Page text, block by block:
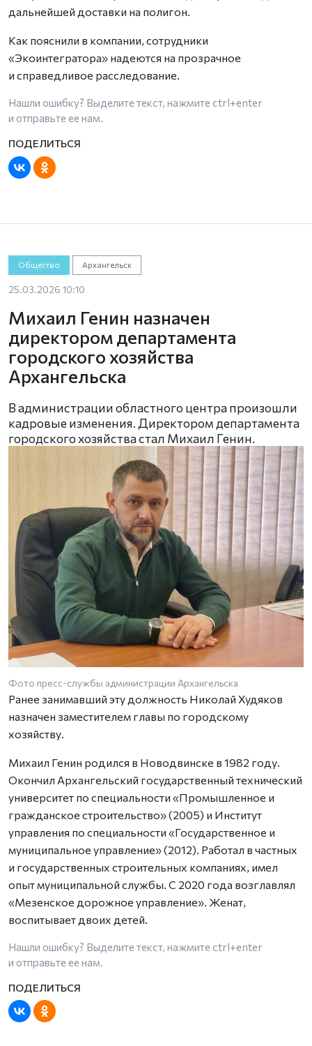
дальнейшей доставки на полигон.
Как пояснили в компании, сотрудники
«Экоинтегратора» надеются на прозрачное
и справедливое расследование.
Нашли ошибку? Выделите текст, нажмите ctrl+enter
и отправьте ее нам.
Общество Архангельск
25.03.2026 10:10
Михаил Генин назначен
директором департамента
городского хозяйства
Архангельска
В администрации областного центра произошли
кадровые изменения. Директором департамента
городского хозяйства стал Михаил Генин.
Фото пресс-службы администрации Архангельска
Ранее занимавший эту должность Николай Худяков
назначен заместителем главы по городскому
хозяйству.
Михаил Генин родился в Новодвинске в 1982 году.
Окончил Архангельский государственный технический
университет по специальности «Промышленное и
гражданское строительство» (2005) и Институт
управления по специальности «Государственное и
муниципальное управление» (2012). Работал в частных
и государственных строительных компаниях, имел
опыт муниципальной службы. С 2020 года возглавлял
«Мезенское дорожное управление». Женат,
воспитывает двоих детей.
Нашли ошибку? Выделите текст, нажмите ctrl+enter
и отправьте ее нам.